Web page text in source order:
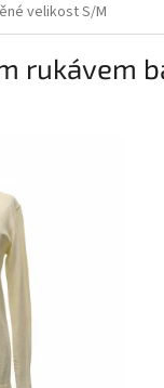
velikost S/M
rukávem